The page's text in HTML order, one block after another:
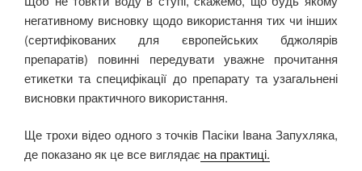
негативному висновку щодо використання тих чи інших
(сертифікованих для європейських бджолярів
препаратів) повинні передувати уважне прочитання
етикетки та специфікації до препарату та узагальнені
висновки практичного використання.
Ще трохи відео одного з точків Пасіки Івана Запухляка,
де показано як це все виглядає на практиці.